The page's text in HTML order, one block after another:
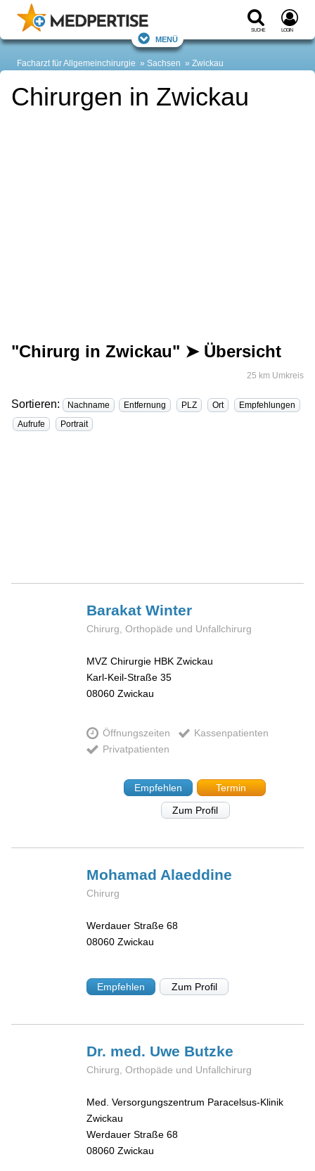
Suche Login
Menü
Facharzt für Allgemeinchirurgie Sachsen Zwickau
Chirurgen in Zwickau
"Chirurg in Zwickau" ➤ Übersicht
25 km Umkreis
Sortieren: Nachname Entfernung PLZ Ort
Empfehlungen
Aufrufe
Portrait
BarakatWinter
Chirurg, Orthopäde und Unfallchirurg
MVZ Chirurgie HBK Zwickau
Karl-Keil-Straße 35
08060 Zwickau
Öffnungszeiten
Kassenpatienten
Privatpatienten
Empfehlen
Termin
Zum Profil
Mohamad Alaeddine
Chirurg
Werdauer Straße 68
08060 Zwickau
Empfehlen Zum Profil
Dr. med. Uwe Butzke
Chirurg, Orthopäde und Unfallchirurg
Med. Versorgungszentrum Paracelsus-Klinik
Zwickau
Werdauer Straße 68
08060 Zwickau